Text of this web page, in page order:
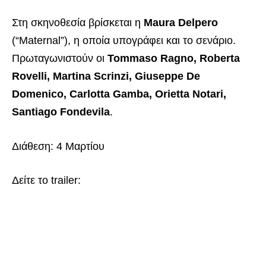
Στη σκηνοθεσία βρίσκεται η Maura Delpero
(“Maternal”), η οποία υπογράφει και το σενάριο.
Πρωταγωνιστούν οι Tommaso Ragno, Roberta
Rovelli, Martina Scrinzi, Giuseppe De
Domenico, Carlotta Gamba, Orietta Notari,
Santiago Fondevila.
Διάθεση: 4 Μαρτίου
Δείτε το trailer: